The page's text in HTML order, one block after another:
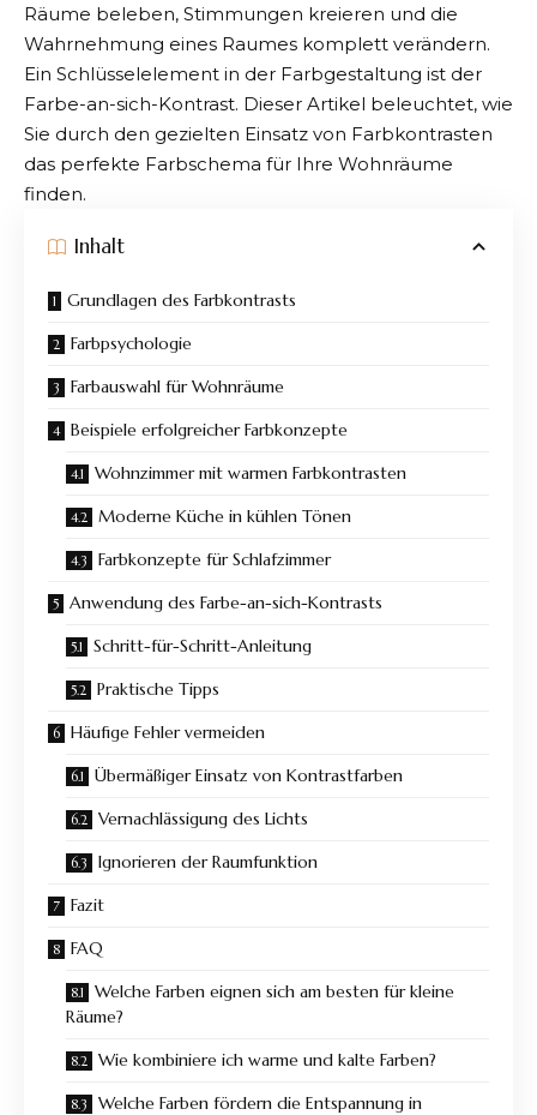
Räume beleben, Stimmungen kreieren und die
Wahrnehmung eines Raumes komplett verändern.
Ein Schlüsselelement in der Farbgestaltung ist der
Farbe-an-sich-Kontrast. Dieser Artikel beleuchtet, wie
Sie durch den gezielten Einsatz von Farbkontrasten
das perfekte Farbschema für Ihre Wohnräume
finden.
Inhalt
Grundlagen des Farbkontrasts
Farbpsychologie
Farbauswahl für Wohnräume
Beispiele erfolgreicher Farbkonzepte
Wohnzimmer mit warmen Farbkontrasten
Moderne Küche in kühlen Tönen
Farbkonzepte für Schlafzimmer
Anwendung des Farbe-an-sich-Kontrasts
Schritt-für-Schritt-Anleitung
Praktische Tipps
Häufige Fehler vermeiden
Übermäßiger Einsatz von Kontrastfarben
Vernachlässigung des Lichts
Ignorieren der Raumfunktion
Fazit
FAQ
Welche Farben eignen sich am besten für kleine
Räume?
Wie kombiniere ich warme und kalte Farben?
Welche Farben fördern die Entspannung in